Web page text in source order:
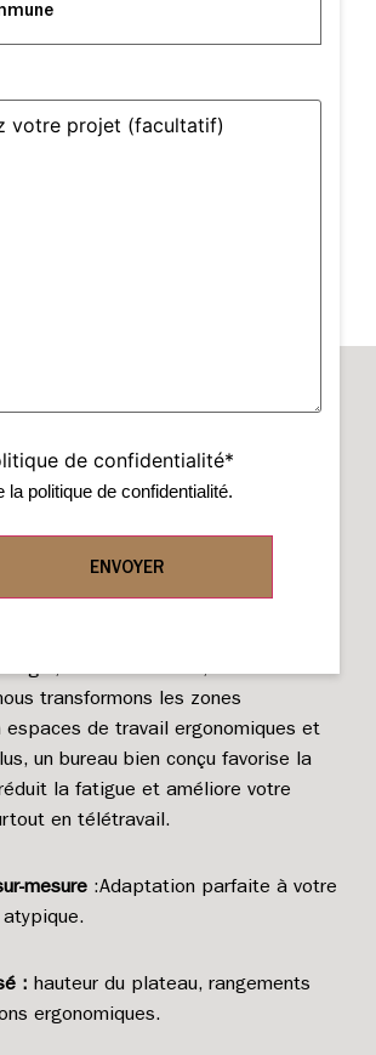
rangements.
est conçu pour optimiser
intérieur, avec des solutions
de confidentialité*
la politique de confidentialité.
BUREAU SUR MESURE
sous un escalier, ou dans une
transformons les zones
espaces de travail ergonomiques et
un bureau bien conçu favorise la
la fatigue et améliore votre
en télétravail.
mesure :Adaptation parfaite à votre
: hauteur du plateau, rangements
ergonomiques.